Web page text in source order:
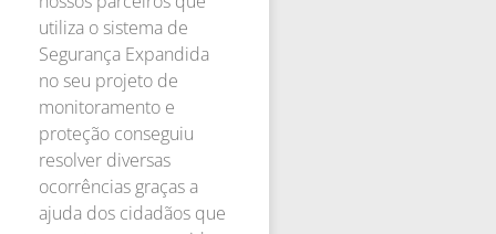
utiliza o sistema de
Segurança Expandida
no seu projeto de
monitoramento e
proteção conseguiu
resolver diversas
ocorrências graças a
ajuda dos cidadãos que